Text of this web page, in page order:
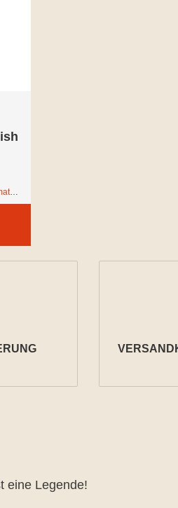
Preise inkl. MwSt. | Versandinformationen
eine Legende!